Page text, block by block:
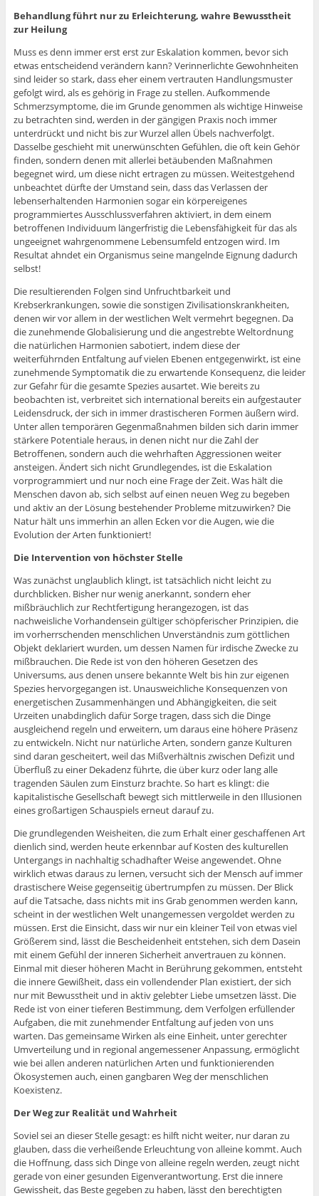
Behandlung führt nur zu Erleichterung, wahre Bewusstheit
zur Heilung
Muss es denn immer erst erst zur Eskalation kommen, bevor sich
etwas entscheidend verändern kann? Verinnerlichte Gewohnheiten
sind leider so stark, dass eher einem vertrauten Handlungsmuster
gefolgt wird, als es gehörig in Frage zu stellen. Aufkommende
Schmerzsymptome, die im Grunde genommen als wichtige Hinweise
zu betrachten sind, werden in der gängigen Praxis noch immer
unterdrückt und nicht bis zur Wurzel allen Übels nachverfolgt.
Dasselbe geschieht mit unerwünschten Gefühlen, die oft kein Gehör
finden, sondern denen mit allerlei betäubenden Maßnahmen
begegnet wird, um diese nicht ertragen zu müssen. Weitestgehend
unbeachtet dürfte der Umstand sein, dass das Verlassen der
lebenserhaltenden Harmonien sogar ein körpereigenes
programmiertes Ausschlussverfahren aktiviert, in dem einem
betroffenen Individuum längerfristig die Lebensfähigkeit für das als
ungeeignet wahrgenommene Lebensumfeld entzogen wird. Im
Resultat ahndet ein Organismus seine mangelnde Eignung dadurch
selbst!
Die resultierenden Folgen sind Unfruchtbarkeit und
Krebserkrankungen, sowie die sonstigen Zivilisationskrankheiten,
denen wir vor allem in der westlichen Welt vermehrt begegnen. Da
die zunehmende Globalisierung und die angestrebte Weltordnung
die natürlichen Harmonien sabotiert, indem diese der
weiterführnden Entfaltung auf vielen Ebenen entgegenwirkt, ist eine
zunehmende Symptomatik die zu erwartende Konsequenz, die leider
zur Gefahr für die gesamte Spezies ausartet. Wie bereits zu
beobachten ist, verbreitet sich international bereits ein aufgestauter
Leidensdruck, der sich in immer drastischeren Formen äußern wird.
Unter allen temporären Gegenmaßnahmen bilden sich darin immer
stärkere Potentiale heraus, in denen nicht nur die Zahl der
Betroffenen, sondern auch die wehrhaften Aggressionen weiter
ansteigen. Ändert sich nicht Grundlegendes, ist die Eskalation
vorprogrammiert und nur noch eine Frage der Zeit. Was hält die
Menschen davon ab, sich selbst auf einen neuen Weg zu begeben
und aktiv an der Lösung bestehender Probleme mitzuwirken? Die
Natur hält uns immerhin an allen Ecken vor die Augen, wie die
Evolution der Arten funktioniert!
Die Intervention von höchster Stelle
Was zunächst unglaublich klingt, ist tatsächlich nicht leicht zu
durchblicken. Bisher nur wenig anerkannt, sondern eher
mißbräuchlich zur Rechtfertigung herangezogen, ist das
nachweisliche Vorhandensein gültiger schöpferischer Prinzipien, die
im vorherrschenden menschlichen Unverständnis zum göttlichen
Objekt deklariert wurden, um dessen Namen für irdische Zwecke zu
mißbrauchen. Die Rede ist von den höheren Gesetzen des
Universums, aus denen unsere bekannte Welt bis hin zur eigenen
Spezies hervorgegangen ist. Unausweichliche Konsequenzen von
energetischen Zusammenhängen und Abhängigkeiten, die seit
Urzeiten unabdinglich dafür Sorge tragen, dass sich die Dinge
ausgleichend regeln und erweitern, um daraus eine höhere Präsenz
zu entwickeln. Nicht nur natürliche Arten, sondern ganze Kulturen
sind daran gescheitert, weil das Mißverhältnis zwischen Defizit und
Überfluß zu einer Dekadenz führte, die über kurz oder lang alle
tragenden Säulen zum Einsturz brachte. So hart es klingt: die
kapitalistische Gesellschaft bewegt sich mittlerweile in den Illusionen
eines großartigen Schauspiels erneut darauf zu.
Die grundlegenden Weisheiten, die zum Erhalt einer geschaffenen Art
dienlich sind, werden heute erkennbar auf Kosten des kulturellen
Untergangs in nachhaltig schadhafter Weise angewendet. Ohne
wirklich etwas daraus zu lernen, versucht sich der Mensch auf immer
drastischere Weise gegenseitig übertrumpfen zu müssen. Der Blick
auf die Tatsache, dass nichts mit ins Grab genommen werden kann,
scheint in der westlichen Welt unangemessen vergoldet werden zu
müssen. Erst die Einsicht, dass wir nur ein kleiner Teil von etwas viel
Größerem sind, lässt die Bescheidenheit entstehen, sich dem Dasein
mit einem Gefühl der inneren Sicherheit anvertrauen zu können.
Einmal mit dieser höheren Macht in Berührung gekommen, entsteht
die innere Gewißheit, dass ein vollendender Plan existiert, der sich
nur mit Bewusstheit und in aktiv gelebter Liebe umsetzen lässt. Die
Rede ist von einer tieferen Bestimmung, dem Verfolgen erfüllender
Aufgaben, die mit zunehmender Entfaltung auf jeden von uns
warten. Das gemeinsame Wirken als eine Einheit, unter gerechter
Umverteilung und in regional angemessener Anpassung, ermöglicht
wie bei allen anderen natürlichen Arten und funktionierenden
Ökosystemen auch, einen gangbaren Weg der menschlichen
Koexistenz.
Der Weg zur Realität und Wahrheit
Soviel sei an dieser Stelle gesagt: es hilft nicht weiter, nur daran zu
glauben, dass die verheißende Erleuchtung von alleine kommt. Auch
die Hoffnung, dass sich Dinge von alleine regeln werden, zeugt nicht
gerade von einer gesunden Eigenverantwortung. Erst die innere
Gewissheit, das Beste gegeben zu haben, lässt den berechtigten